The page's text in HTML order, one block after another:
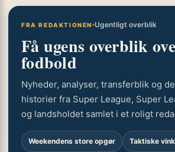
FRA REDAKTIONEN Ugentligt overblik
Få ugens overblik
fodbold
Nyheder, analyser, transferblik og
historier fra Super League, Super
og landsholdet samlet i et roligt
Weekendens store opgør Taktiske